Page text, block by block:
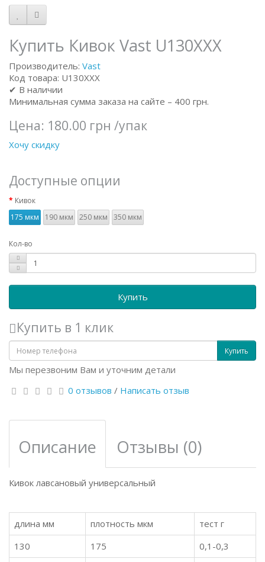
Купить Кивок Vast U130XXX
Производитель: Vast
Код товара: U130XXX
✔ В наличии
Минимальная сумма заказа на сайте – 400 грн.
Цена: 180.00 грн /упак
Хочу скидку
Доступные опции
Кивок
175 мкм
190 мкм 250 мкм 350 мкм
Кол-во
Купить
Купить в 1 клик
Купить
Мы перезвоним Вам и уточним детали
0 отзывов / Написать отзыв
Описание Отзывы (0)
Кивок лавсановый универсальный
длина мм плотность мкм
тест г
130
175
0,1-0,3